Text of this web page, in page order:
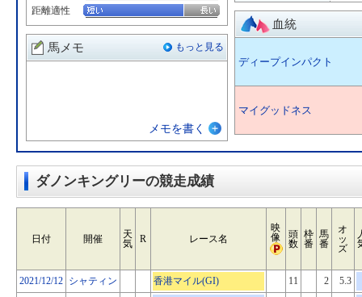
距離適性
馬メモ もっと見る
メモを書く
血統
ディープインパクト
マイグッドネス
ダノンキングリーの競走成績
日付 開催
天
気
R レース名
映
像
頭
数
枠
番
馬
番
オ
ッ
ズ
2021/12/12 シャティン 香港マイル(GI) 11 2
5.3